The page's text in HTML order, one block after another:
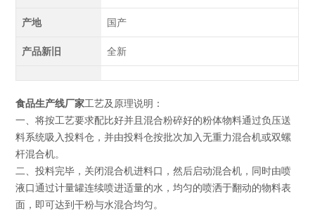
产地 国产
产品新旧 全新
食品生产线厂家工艺及原理说明：
一、将按工艺要求配比好并且混合粉碎好的粉体物料通过负压送
料系统吸入投料仓，并由投料仓按批次加入无重力混合机或双螺
杆混合机。
二、投料完毕，关闭混合机进料口，然后启动混合机，同时由喷
液口通过计量罐连续喷进适量的水，均匀的喷洒于翻动的物料表
面，即可达到干粉与水混合均匀。